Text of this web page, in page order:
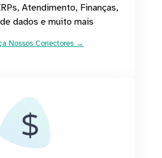
Atendimento, Finanças,
dados e muito mais
Nossos Conectores →